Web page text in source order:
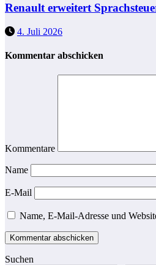
Renault erweitert
4. Juli 2026
Kommentar abschicken
Kommentare
Name
E-Mail
Name, E-Mail-Adresse und
Suchen